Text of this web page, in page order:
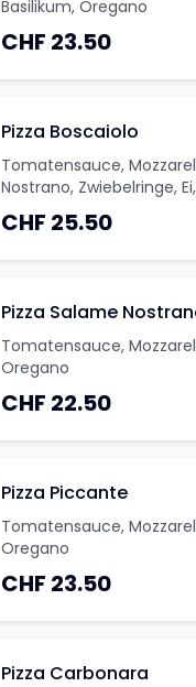
Basilikum, Oregano
CHF 23.50
Pizza Boscaiolo
Tomatensauce,
Nostrano, Zwiebelringe,
CHF 25.50
Pizza Salame
Tomatensauce,
Oregano
CHF 22.50
Pizza Piccante
Tomatensauce,
Oregano
CHF 23.50
Pizza Carbonara